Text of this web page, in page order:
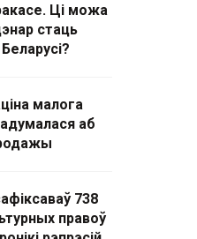
Ці можа
стаць
малога
аб
738
правоў